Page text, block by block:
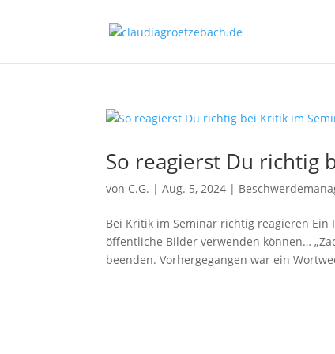
So reagierst Du richtig
von C.G. |Aug. 5, 2024 |
Bei Kritik im Seminar richtig reagieren Ein
öffentliche Bilder verwenden können…
beenden. Vorhergegangen war ein